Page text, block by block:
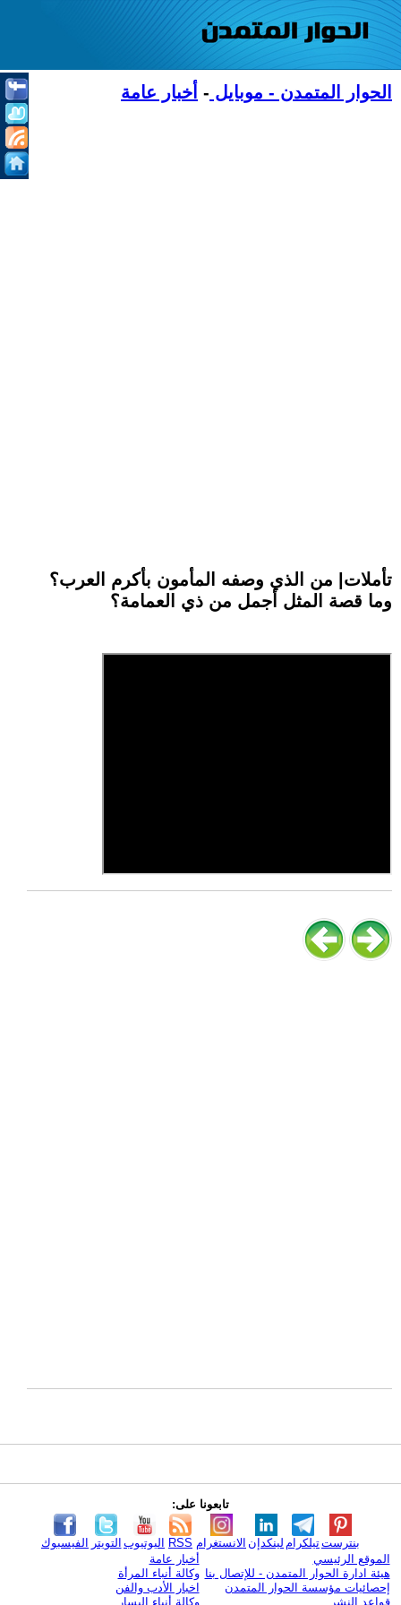
الحوار المتمدن - موبايل - أخبار عامة
تأملات| من الذي وصفه المأمون بأكرم العرب؟
وما قصة المثل أجمل من ذي العمامة؟
تابعونا على:
الفيسبوك التويتر اليوتيوب RSS الانستغرام لينكدإن تيلكرامبنترست
الموقع الرئيسي
هيئة ادارة الحوار المتمدن - للإتصال بنا
إحصائيات مؤسسة الحوار المتمدن
قواعد النشر
أخبار عامة
وكالة أنباء المرأة
اخبار الأدب والفن
وكالة أنباء اليسار